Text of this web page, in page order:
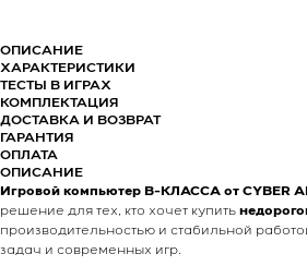
ОПИСАНИЕ
ХАРАКТЕРИСТИКИ
ТЕСТЫ В ИГРАХ
КОМПЛЕКТАЦИЯ
ДОСТАВКА И ВОЗВРАТ
ГАРАНТИЯ
ОПЛАТА
ОПИСАНИЕ
Игровой компьютер B-КЛАССА от CYBER
решение для тех, кто хочет купить
производительностью и стабильной
задач и современных игр.